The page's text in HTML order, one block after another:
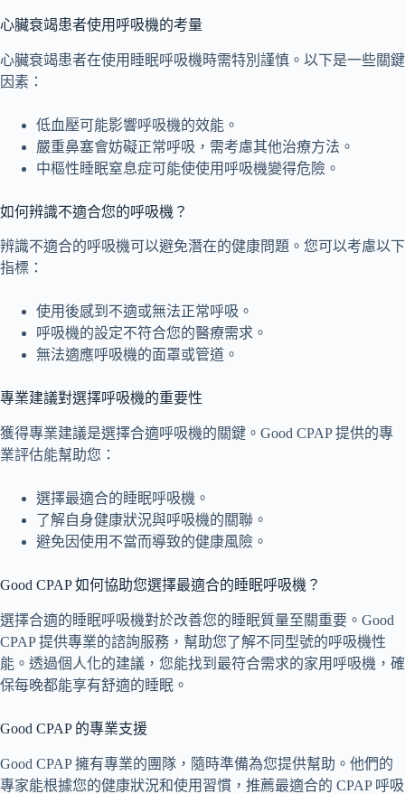
心臟衰竭患者使用呼吸機的考量
心臟衰竭患者在使用睡眠呼吸機時需特別謹慎。以下是一些關鍵
因素：
低血壓可能影響呼吸機的效能。
嚴重鼻塞會妨礙正常呼吸，需考慮其他治療方法。
中樞性睡眠窒息症可能使使用呼吸機變得危險。
如何辨識不適合您的呼吸機？
辨識不適合的呼吸機可以避免潛在的健康問題。您可以考慮以下
指標：
使用後感到不適或無法正常呼吸。
呼吸機的設定不符合您的醫療需求。
無法適應呼吸機的面罩或管道。
專業建議對選擇呼吸機的重要性
獲得專業建議是選擇合適呼吸機的關鍵。Good CPAP 提供的專
業評估能幫助您：
選擇最適合的睡眠呼吸機。
了解自身健康狀況與呼吸機的關聯。
避免因使用不當而導致的健康風險。
Good CPAP 如何協助您選擇最適合的睡眠呼吸機？
選擇合適的睡眠呼吸機對於改善您的睡眠質量至關重要。Good
CPAP 提供專業的諮詢服務，幫助您了解不同型號的呼吸機性
能。透過個人化的建議，您能找到最符合需求的家用呼吸機，確
保每晚都能享有舒適的睡眠。
Good CPAP 的專業支援
Good CPAP 擁有專業的團隊，隨時準備為您提供幫助。他們的
專家能根據您的健康狀況和使用習慣，推薦最適合的 CPAP 呼吸